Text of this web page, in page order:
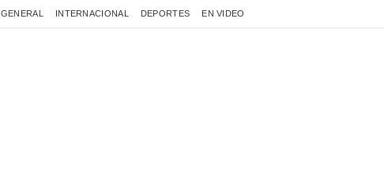
GENERAL INTERNACIONAL DEPORTES EN VIDEO